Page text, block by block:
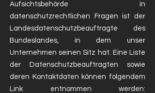
Aufsichtsbehörde in
datenschutzrechtlichen Fragen ist der
Landesdatenschutzbeauftragte des
Bundeslandes, in dem unser
Unternehmen seinen Sitz hat. Eine Liste
der Datenschutzbeauftragten sowie
deren Kontaktdaten können folgendem
Link entnommen werden: